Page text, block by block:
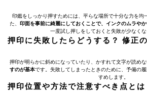
印鑑をしっかり押すためには、平らな場所で十分な力を均
た、 印面を事前に綺麗にしておくことで、インクのムラや
一度試し押しをしておくと失敗が少なくな
押印に失敗したらどうする？ 修正
押印が明らかに斜めになっていたり、かすれて文字が読めな
すのが基本です。失敗してしまったときのために、予備の
すめします。
押印位置や方法で注意すべき点とは